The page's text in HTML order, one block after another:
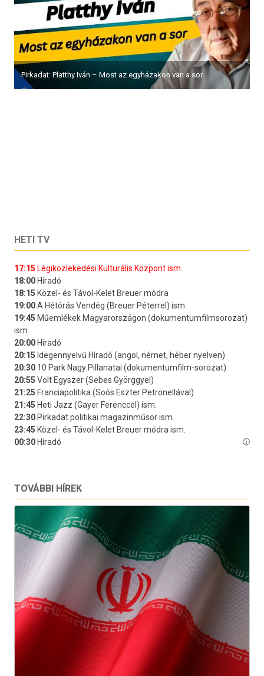
Pirkadat: Platthy Iván – Most az egyházakon van a sor
HETI TV
TOVÁBBI HÍREK